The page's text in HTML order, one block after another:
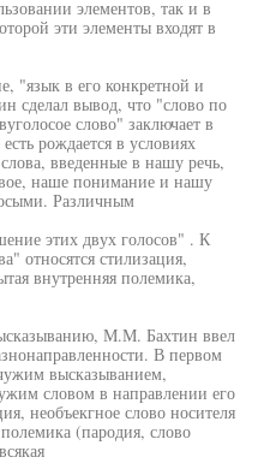
элементов, так и в
эти элементы входят в
"язык в его конкретной и
сделал вывод, что "слово по
слово" заключает в
рождается в условиях
введенные в нашу речь,
наше понимание и нашу
Различным
этих двух голосов" . К
относятся стилизация,
внутренняя полемика,
М.М. Бахтин ввел
В первом
высказыванием,
словом в направлении его
необъекгное слово носителя
(пародия, слово